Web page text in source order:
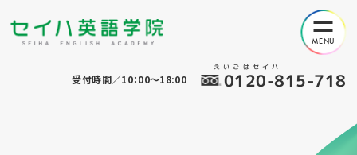
えいごはセイハ
0120-815-718
受付時間／10：00～18:00